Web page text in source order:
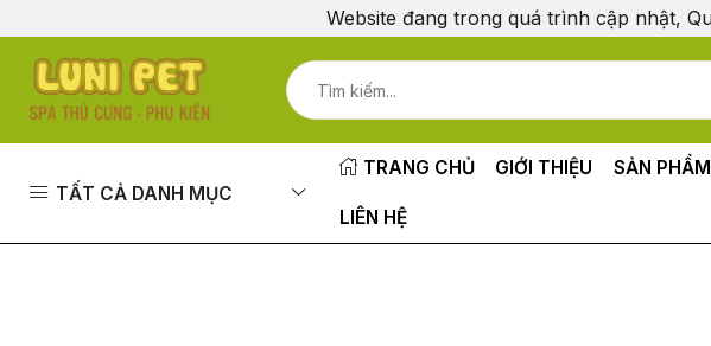
Website đang trong quá trình cập nhật,
TẤT CẢ DANH MỤC
TRANG CHỦ GIỚI THIỆU SẢN PHẨM
LIÊN HỆ